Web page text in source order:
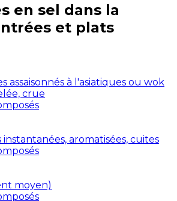
en sel dans la
et plats
assaisonnés à l'asiatiques ou wok
crue
instantanées, aromatisées, cuites
moyen)